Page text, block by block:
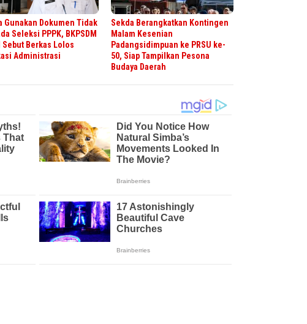
Gunakan Dokumen Tidak
Seleksi PPPK, BKPSDM
Sebut Berkas Lolos
Administrasi
Sekda Berangkatkan Kontingen
Malam Kesenian
Padangsidimpuan ke PRSU ke-
50, Siap Tampilkan Pesona
Budaya Daerah